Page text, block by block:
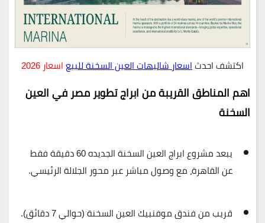
اكتشف احدثاسعار شاليهات العين السخنة للبيعاسعار 2026
اهم المناطق القريبة من ابراج تطوير مصر في العين
السخنة
يبعد مشروع ابراج العين السخنة الجديده
60 دقيقة فقط
عن القاهرة، مع وصول مباشر عبر محور الجلالة الرئيسي.
قريب منفندق موفنبيك العين السخنة(حوالي 7 دقائق).